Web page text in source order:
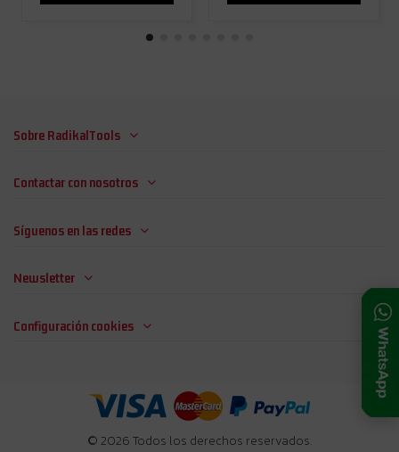
Sobre RadikalTools
Contactar con nosotros
Síguenos en las redes
Newsletter
Configuración cookies
© 2026 Todos los derechos reservados.